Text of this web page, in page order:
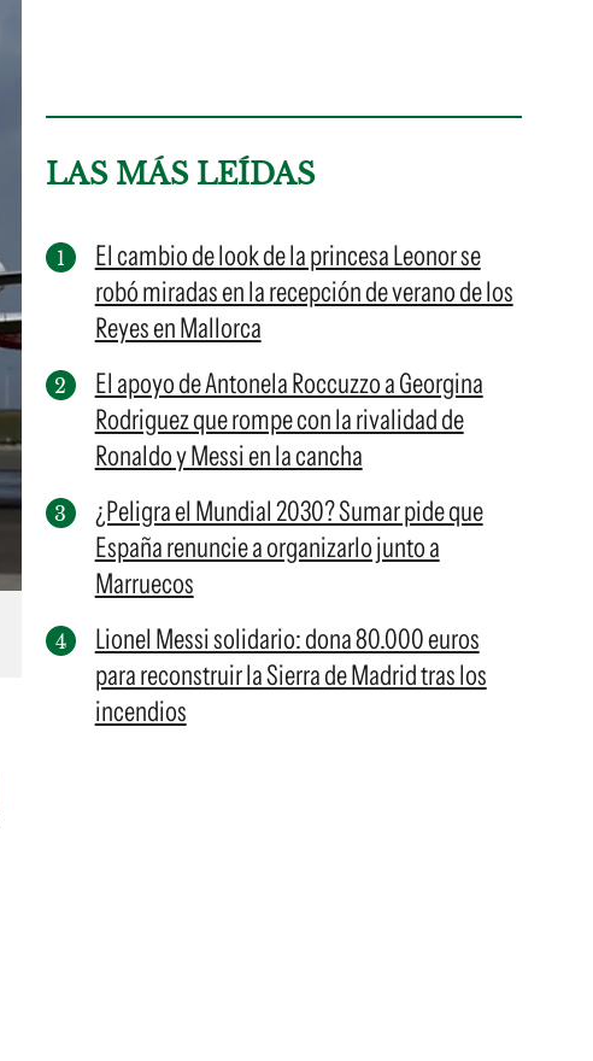
LAS MÁS LEÍDAS
El cambio de look de la princesa Leonor se
robó miradas en la recepción de verano de los
Reyes en Mallorca
El apoyo de Antonela Roccuzzo a Georgina
Rodriguez que rompe con la rivalidad de
Ronaldo y Messi en la cancha
¿Peligra el Mundial 2030? Sumar pide que
España renuncie a organizarlo junto a
Marruecos
Lionel Messi solidario: dona 80.000 euros
para reconstruir la Sierra de Madrid tras los
incendios